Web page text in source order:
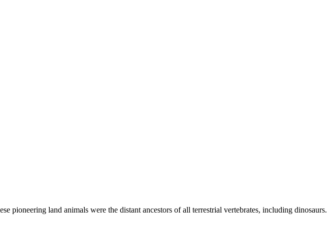
land animals were the distant ancestors of all terrestrial vertebrates, including dinosaurs.